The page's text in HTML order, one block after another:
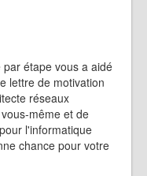
étape vous a aidé
lettre de motivation
réseaux
même et de
l'informatique
chance pour votre